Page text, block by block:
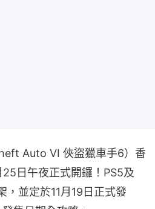
Auto VI 俠盜獵車手6）香
日午夜正式開鑼！PS5及
，並定於11月19日正式發